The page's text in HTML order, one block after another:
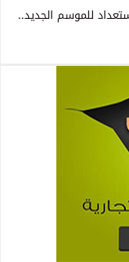
للموسم الجديد..